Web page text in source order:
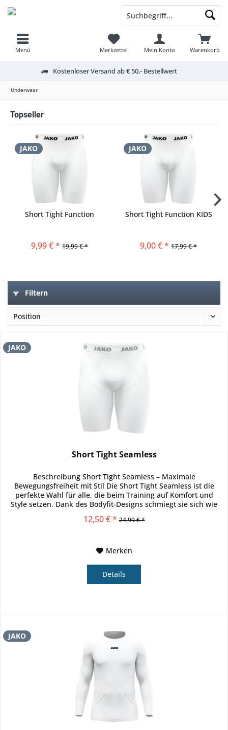
Menü Warenkorb
Merkzettel Mein Konto
Kostenloser Versand ab € 50,- Bestellwert
Underwear
Topseller
JAKO
Short Tight Function
9,99 € * 19,99 € *
JAKO
Short Tight Function KIDS
9,00 € * 17,99 € *
Filtern
JAKO
Short Tight Seamless
Beschreibung Short Tight Seamless – Maximale
Bewegungsfreiheit mit Stil Die Short Tight Seamless ist die
perfekte Wahl für alle, die beim Training auf Komfort und
Style setzen. Dank des Bodyfit-Designs schmiegt sie sich wie
12,50 € * 24,99 € *
Merken
Details
JAKO